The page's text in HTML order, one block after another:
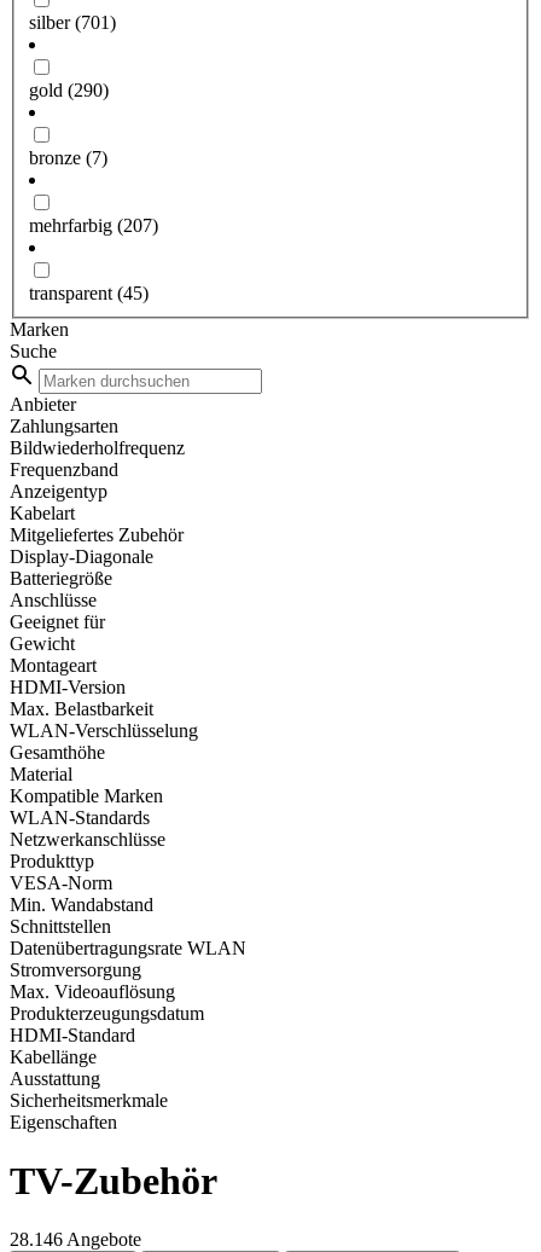
silber(701)
gold (290)
bronze (7)
mehrfarbig (207)
transparent (45)
Marken
Suche
Anbieter
Zahlungsarten
Bildwiederholfrequenz
Frequenzband
Anzeigentyp
Kabelart
Mitgeliefertes Zubehör
Display-Diagonale
Batteriegröße
Anschlüsse
Geeignet für
Gewicht
Montageart
HDMI-Version
Max. Belastbarkeit
WLAN-Verschlüsselung
Gesamthöhe
Material
Kompatible Marken
WLAN-Standards
Netzwerkanschlüsse
Produkttyp
VESA-Norm
Min. Wandabstand
Schnittstellen
Datenübertragungsrate WLAN
Stromversorgung
Max. Videoauflösung
Produkterzeugungsdatum
HDMI-Standard
Kabellänge
Ausstattung
Sicherheitsmerkmale
Eigenschaften
TV-Zubehör
28.146 Angebote